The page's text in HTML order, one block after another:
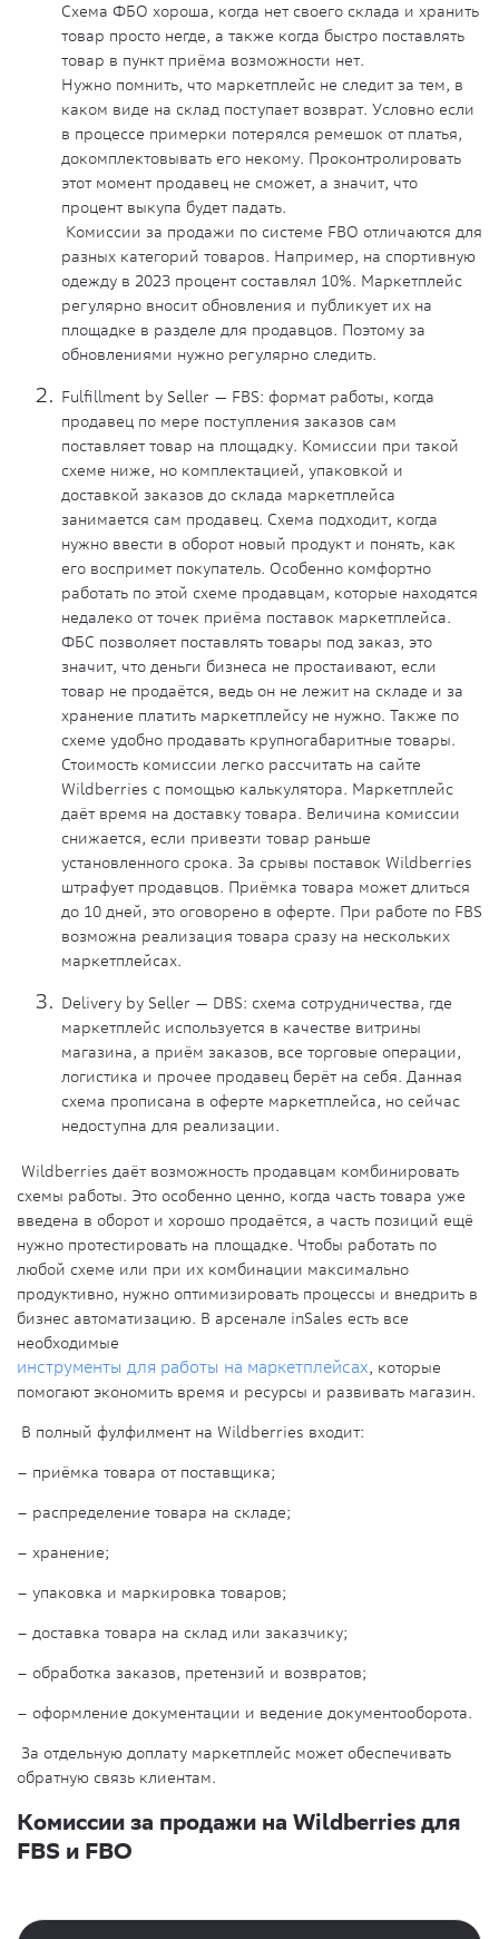
Схема ФБО хороша, когда нет своего склада и хранить
товар просто негде, а также когда быстро поставлять
товар в пункт приёма возможности нет.
Нужно помнить, что маркетплейс не следит за тем, в
каком виде на склад поступает возврат. Условно если
в процессе примерки потерялся ремешок от платья,
докомплектовывать его некому. Проконтролировать
этот момент продавец не сможет, а значит, что
процент выкупа будет падать.
Комиссии за продажи по системе FBO отличаются для
разных категорий товаров. Например, на спортивную
одежду в 2023 процент составлял 10%. Маркетплейс
регулярно вносит обновления и публикует их на
площадке в разделе для продавцов. Поэтому за
обновлениями нужно регулярно следить.
Fulfillment by Seller — FBS: формат работы, когда
продавец по мере поступления заказов сам
поставляет товар на площадку. Комиссии при такой
схеме ниже, но комплектацией, упаковкой и
доставкой заказов до склада маркетплейса
занимается сам продавец. Схема подходит, когда
нужно ввести в оборот новый продукт и понять, как
его воспримет покупатель. Особенно комфортно
работать по этой схеме продавцам, которые находятся
недалеко от точек приёма поставок маркетплейса.
ФБС позволяет поставлять товары под заказ, это
значит, что деньги бизнеса не простаивают, если
товар не продаётся, ведь он не лежит на складе и за
хранение платить маркетплейсу не нужно. Также по
схеме удобно продавать крупногабаритные товары.
Стоимость комиссии легко рассчитать на сайте
Wildberries с помощью калькулятора. Маркетплейс
даёт время на доставку товара. Величина комиссии
снижается, если привезти товар раньше
установленного срока. За срывы поставок Wildberries
штрафует продавцов. Приёмка товара может длиться
до 10 дней, это оговорено в оферте. При работе по FBS
возможна реализация товара сразу на нескольких
маркетплейсах.
Delivery by Seller — DBS: схема сотрудничества, где
маркетплейс используется в качестве витрины
магазина, а приём заказов, все торговые операции,
логистика и прочее продавец берёт на себя. Данная
схема прописана в оферте маркетплейса, но сейчас
недоступна для реализации.
Wildberries даёт возможность продавцам комбинировать
схемы работы. Это особенно ценно, когда часть товара уже
введена в оборот и хорошо продаётся, а часть позиций ещё
нужно протестировать на площадке. Чтобы работать по
любой схеме или при их комбинации максимально
продуктивно, нужно оптимизировать процессы и внедрить в
бизнес автоматизацию. В арсенале inSales есть все
необходимые
инструменты для работы на маркетплейсах, которые
помогают экономить время и ресурсы и развивать магазин.
В полный фулфилмент на Wildberries входит:
– приёмка товара от поставщика;
– распределение товара на складе;
– хранение;
– упаковка и маркировка товаров;
– доставка товара на склад или заказчику;
– обработка заказов, претензий и возвратов;
– оформление документации и ведение документооборота.
За отдельную доплату маркетплейс может обеспечивать
обратную связь клиентам.
Комиссии за продажи на Wildberries для
FBS и FBO